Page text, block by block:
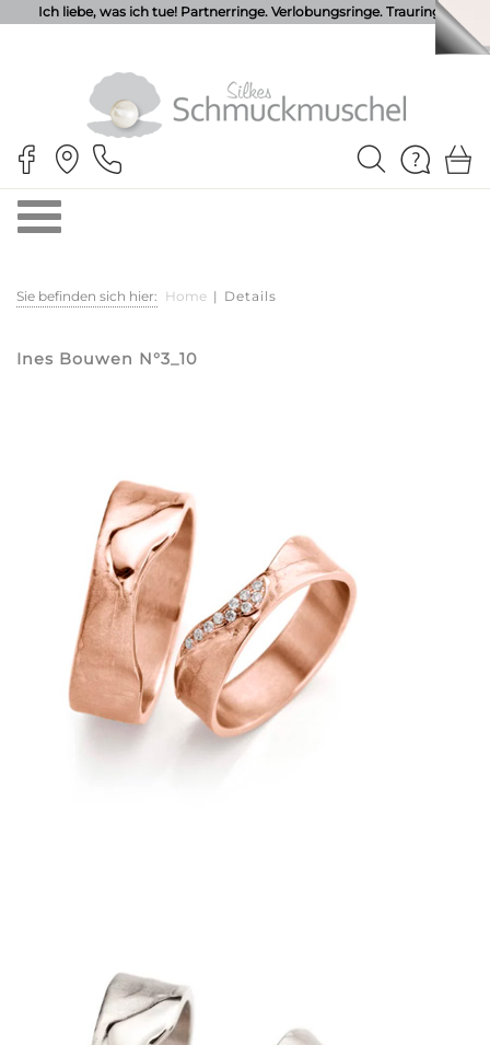
Ich liebe, was ich tue! Partnerringe. Verlobungsringe. Trauringe.
Sie befinden sich hier: Home | Details
Ines Bouwen N°3_10